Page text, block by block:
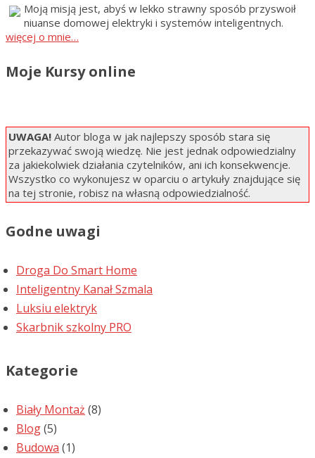
Moją misją jest, abyś w lekko strawny sposób przyswoił
niuanse domowej elektryki i systemów inteligentnych.
więcej o mnie…
Moje Kursy online
UWAGA! Autor bloga w jak najlepszy sposób stara się
przekazywać swoją wiedzę. Nie jest jednak odpowiedzialny
za jakiekolwiek działania czytelników, ani ich konsekwencje.
Wszystko co wykonujesz w oparciu o artykuły znajdujące się
na tej stronie, robisz na własną odpowiedzialność.
Godne uwagi
Droga Do Smart Home
Inteligentny Kanał Szmala
Luksiu elektryk
Skarbnik szkolny PRO
Kategorie
Biały Montaż (8)
Blog(5)
Budowa (1)